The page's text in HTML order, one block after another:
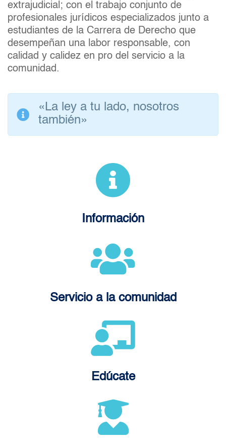
extrajudicial; con el trabajo conjunto de
profesionales jurídicos especializados junto a
estudiantes de la Carrera de Derecho que
desempeñan una labor responsable, con
calidad y calidez en pro del servicio a la
comunidad.
«La ley a tu lado, nosotros
también»
Información
Servicio a la comunidad
Edúcate